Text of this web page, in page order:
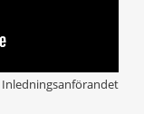
Inledningsanförandet